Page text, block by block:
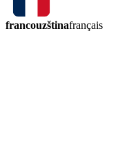
francouzštinafrançais